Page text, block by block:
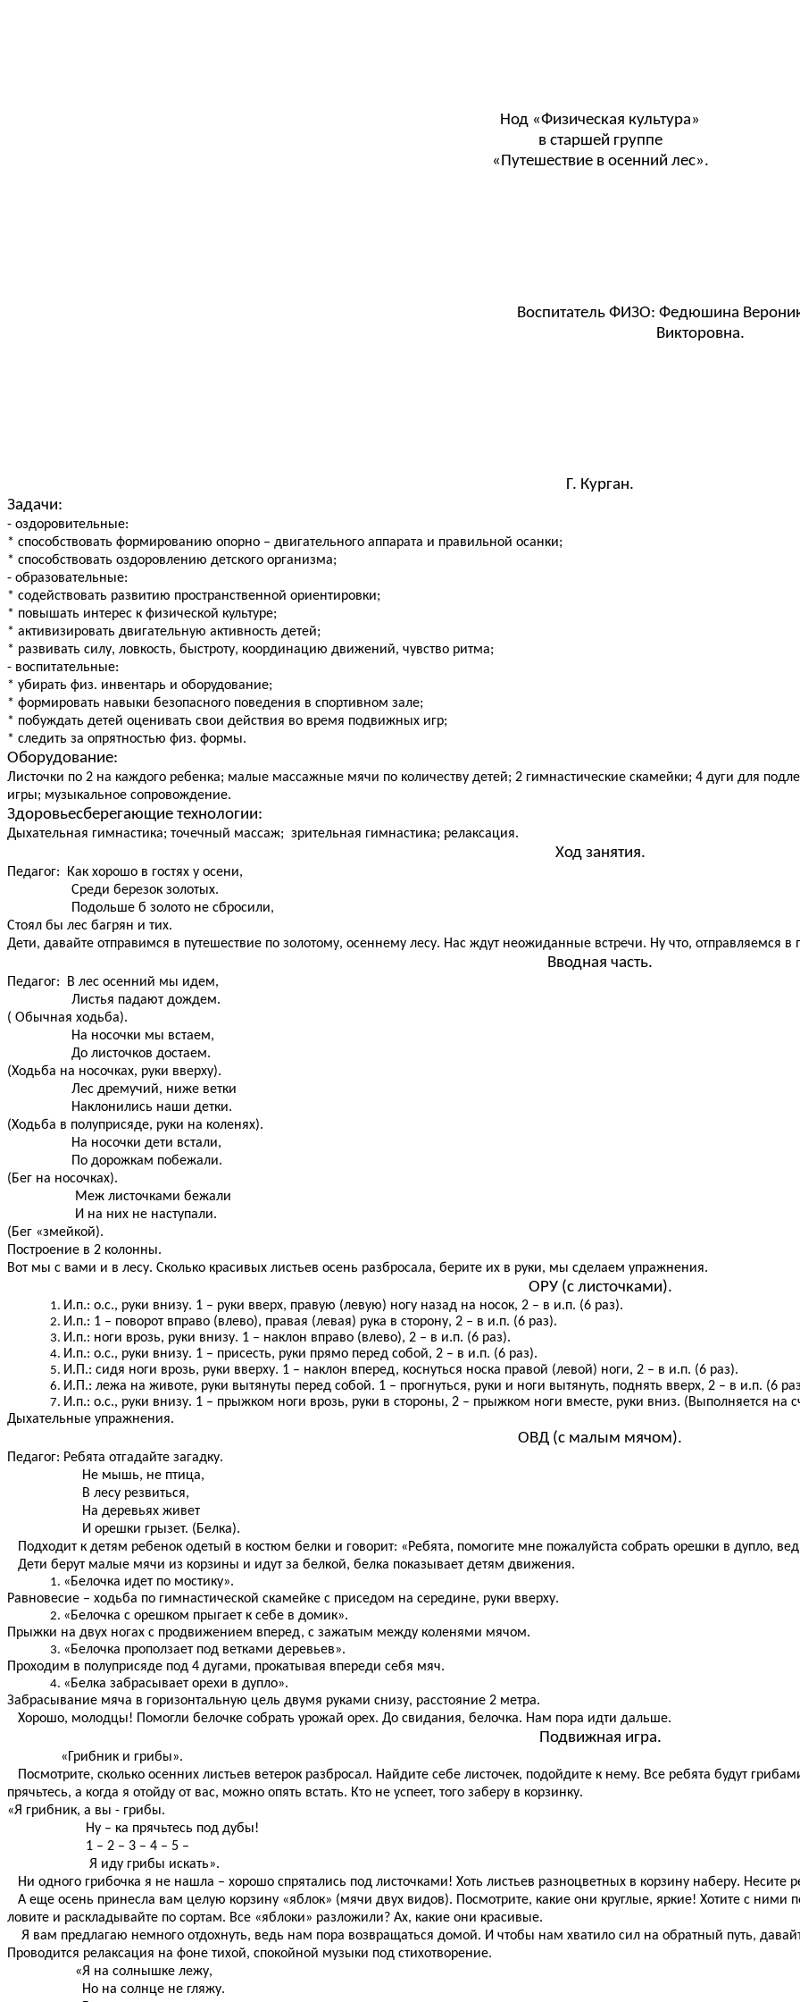
Нод «Физическая культура»
в старшей группе
«Путешествие в осенний лес».
Воспитатель ФИЗО: Федюшина
Викторовна.
Г. Курган.
Задачи:
- оздоровительные:
* способствовать формированию опорно – двигательного аппарата и правильной осанки;
* способствовать оздоровлению детского организма;
- образовательные:
* содействовать развитию пространственной ориентировки;
* повышать интерес к физической культуре;
* активизировать двигательную активность детей;
* развивать силу, ловкость, быстроту, координацию движений, чувство ритма;
- воспитательные:
* убирать физ. инвентарь и оборудование;
* формировать навыки безопасного поведения в спортивном зале;
* побуждать детей оценивать свои действия во время подвижных игр;
* следить за опрятностью физ. формы.
Оборудование:
Листочки по 2 на каждого ребенка; малые массажные мячи по количеству детей; 2 гимнастические скамейки; 4 дуги для
игры; музыкальное сопровождение.
Здоровьесберегающие технологии:
Дыхательная гимнастика; точечный массаж; зрительная гимнастика; релаксация.
Ход занятия.
Педагог: Как хорошо в гостях у осени,
Среди березок золотых.
Подольше б золото не сбросили,
Стоял бы лес багрян и тих.
Дети, давайте отправимся в путешествие по золотому, осеннему лесу. Нас ждут неожиданные встречи. Ну что, отправляемся в
Вводная часть.
Педагог: В лес осенний мы идем,
Листья падают дождем.
( Обычная ходьба).
На носочки мы встаем,
До листочков достаем.
(Ходьба на носочках, руки вверху).
Лес дремучий, ниже ветки
Наклонились наши детки.
(Ходьба в полуприсяде, руки на коленях).
На носочки дети встали,
По дорожкам побежали.
(Бег на носочках).
Меж листочками бежали
И на них не наступали.
(Бег «змейкой).
Построение в 2 колонны.
Вот мы с вами и в лесу. Сколько красивых листьев осень разбросала, берите их в руки, мы сделаем упражнения.
ОРУ (с листочками).
И.п.: о.с., руки внизу. 1 – руки вверх, правую (левую) ногу назад на носок, 2 – в и.п. (6 раз).
И.п.: 1 – поворот вправо (влево), правая (левая) рука в сторону, 2 – в и.п. (6 раз).
И.п.: ноги врозь, руки внизу. 1 – наклон вправо (влево), 2 – в и.п. (6 раз).
И.п.: о.с., руки внизу. 1 – присесть, руки прямо перед собой, 2 – в и.п. (6 раз).
И.П.: сидя ноги врозь, руки вверху. 1 – наклон вперед, коснуться носка правой (левой) ноги, 2 – в и.п. (6 раз).
И.П.: лежа на животе, руки вытянуты перед собой. 1 – прогнуться, руки и ноги вытянуть, поднять вверх, 2 – в и.п. (6
И.п.: о.с., руки внизу. 1 – прыжком ноги врозь, руки в стороны, 2 – прыжком ноги вместе, руки вниз. (Выполняется на
Дыхательные упражнения.
ОВД (с малым мячом).
Педагог: Ребята отгадайте загадку.
Не мышь, не птица,
В лесу резвиться,
На деревьях живет
И орешки грызет. (Белка).
Подходит к детям ребенок одетый в костюм белки и говорит: «Ребята, помогите мне пожалуйста собрать орешки в дупло,
Дети берут малые мячи из корзины и идут за белкой, белка показывает детям движения.
«Белочка идет по мостику».
Равновесие – ходьба по гимнастической скамейке с приседом на середине, руки вверху.
«Белочка с орешком прыгает к себе в домик».
Прыжки на двух ногах с продвижением вперед, с зажатым между коленями мячом.
«Белочка проползает под ветками деревьев».
Проходим в полуприсяде под 4 дугами, прокатывая впереди себя мяч.
«Белка забрасывает орехи в дупло».
Забрасывание мяча в горизонтальную цель двумя руками снизу, расстояние 2 метра.
Хорошо, молодцы! Помогли белочке собрать урожай орех. До свидания, белочка. Нам пора идти дальше.
Подвижная игра.
«Грибник и грибы».
Посмотрите, сколько осенних листьев ветерок разбросал. Найдите себе листочек, подойдите к нему. Все ребята будут
прячьтесь, а когда я отойду от вас, можно опять встать. Кто не успеет, того заберу в корзинку.
«Я грибник, а вы - грибы.
Ну – ка прячьтесь под дубы!
1 – 2 – 3 – 4 – 5 –
Я иду грибы искать».
Ни одного грибочка я не нашла – хорошо спрятались под листочками! Хоть листьев разноцветных в корзину наберу. Несите
А еще осень принесла вам целую корзину «яблок» (мячи двух видов). Посмотрите, какие они круглые, яркие! Хотите с ними
ловите и раскладывайте по сортам. Все «яблоки» разложили? Ах, какие они красивые.
Я вам предлагаю немного отдохнуть, ведь нам пора возвращаться домой. И чтобы нам хватило сил на обратный путь,
Проводится релаксация на фоне тихой, спокойной музыки под стихотворение.
«Я на солнышке лежу,
Но на солнце не гляжу.